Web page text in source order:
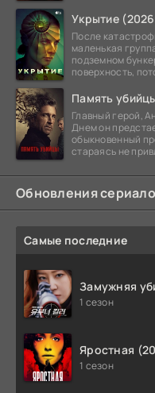
Укрытие
После
маленькая
подземном
поверхность,
Память
Главный герой,
Днем он
обыкновенный
стараясь не
Обновления
Самые последние
Замужняя
1 сезон
Яростная
1 сезон